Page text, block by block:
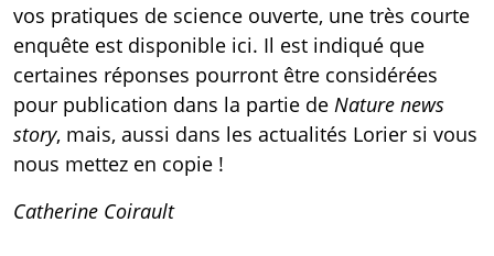
vos pratiques de science ouverte, une très courte
enquête est disponible ici. Il est indiqué que
certaines réponses pourront être considérées
pour publication dans la partie de Nature news
story, mais, aussi dans les actualités Lorier si vous
nous mettez en copie !
Catherine Coirault